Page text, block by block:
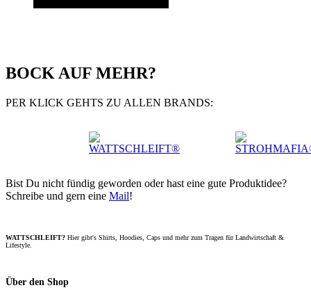
BOCK AUF MEHR?
PER KLICK GEHTS ZU ALLEN BRANDS:
Bist Du nicht fündig geworden oder hast eine gute Produktidee?
Schreibe und gern eine Mail!
WATTSCHLEIFT? Hier gibt's Shirts, Hoodies, Caps und mehr zum Tragen für Landwirtschaft &
Lifestyle.
Über den Shop